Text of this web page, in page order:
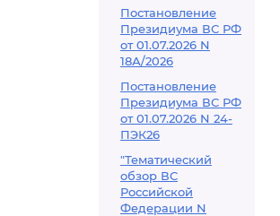
Постановление
Президиума ВС РФ
от 01.07.2026 N
18А/2026
Постановление
Президиума ВС РФ
от 01.07.2026 N 24-
ПЭК26
"Тематический
обзор ВС
Российской
Федерации N